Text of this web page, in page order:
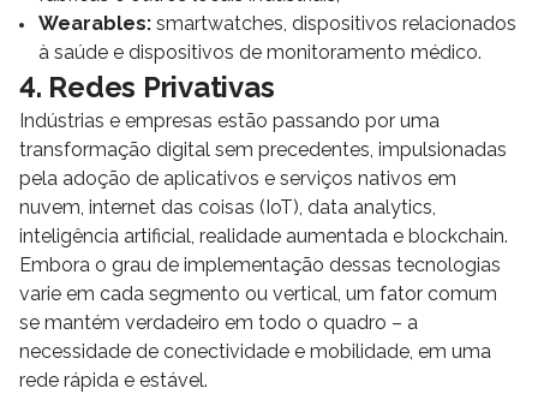
Wearables: smartwatches, dispositivos relacionados
à saúde e dispositivos de monitoramento médico.
4. Redes Privativas
Indústrias e empresas estão passando por uma
transformação digital sem precedentes, impulsionadas
pela adoção de aplicativos e serviços nativos em
nuvem, internet das coisas (IoT), data analytics,
inteligência artificial, realidade aumentada e blockchain.
Embora o grau de implementação dessas tecnologias
varie em cada segmento ou vertical, um fator comum
se mantém verdadeiro em todo o quadro – a
necessidade de conectividade e mobilidade, em uma
rede rápida e estável.